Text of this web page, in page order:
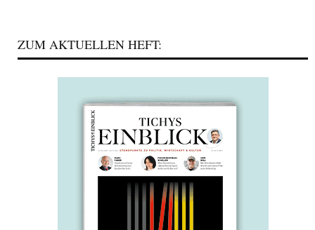
ZUM AKTUELLEN HEFT: